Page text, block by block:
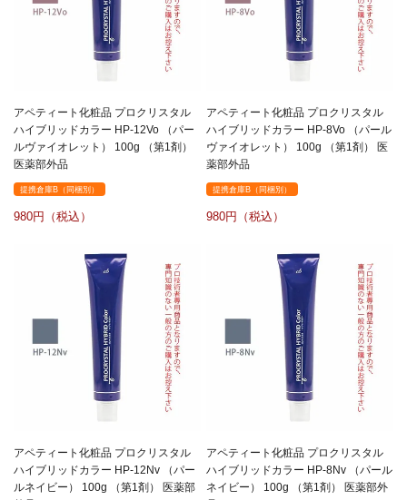
アペティート化粧品 プロクリスタル
ハイブリッドカラー HP-12Vo （パー
ルヴァイオレット） 100g （第1剤）
医薬部外品
提携倉庫B（同梱別）
980
アペティート化粧品 プロクリスタル
ハイブリッドカラー HP-8Vo （パール
ヴァイオレット） 100g （第1剤） 医
薬部外品
提携倉庫B（同梱別）
980
アペティート化粧品 プロクリスタル
ハイブリッドカラー HP-12Nv （パー
ルネイビー） 100g （第1剤） 医薬部
アペティート化粧品 プロクリスタル
ハイブリッドカラー HP-8Nv （パール
ネイビー） 100g （第1剤） 医薬部外